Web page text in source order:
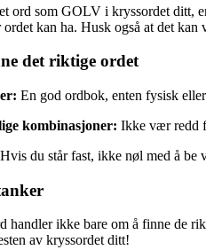
ord som GOLV i kryssordet ditt,
ordet kan ha. Husk også at det
det riktige ordet
En god ordbok, enten fysisk
kombinasjoner: Ikke vær redd
Hvis du står fast, ikke nøl med å be
handler ikke bare om å finne de
av kryssordet ditt!